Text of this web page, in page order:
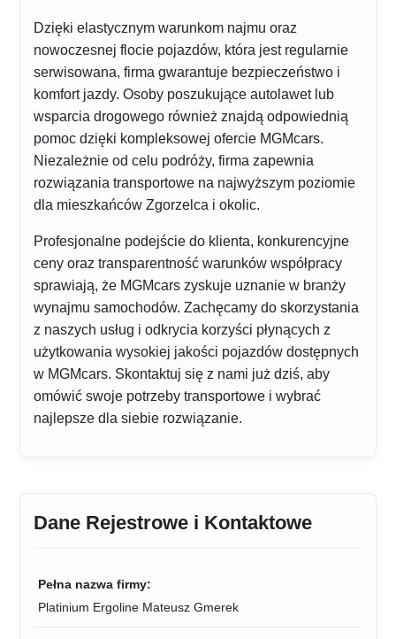
Dzięki elastycznym warunkom najmu oraz
nowoczesnej flocie pojazdów, która jest regularnie
serwisowana, firma gwarantuje bezpieczeństwo i
komfort jazdy. Osoby poszukujące autolawet lub
wsparcia drogowego również znajdą odpowiednią
pomoc dzięki kompleksowej ofercie MGMcars.
Niezależnie od celu podróży, firma zapewnia
rozwiązania transportowe na najwyższym poziomie
dla mieszkańców Zgorzelca i okolic.
Profesjonalne podejście do klienta, konkurencyjne
ceny oraz transparentność warunków współpracy
sprawiają, że MGMcars zyskuje uznanie w branży
wynajmu samochodów. Zachęcamy do skorzystania
z naszych usług i odkrycia korzyści płynących z
użytkowania wysokiej jakości pojazdów dostępnych
w MGMcars. Skontaktuj się z nami już dziś, aby
omówić swoje potrzeby transportowe i wybrać
najlepsze dla siebie rozwiązanie.
Dane Rejestrowe i Kontaktowe
Pełna nazwa firmy:
Platinium Ergoline Mateusz Gmerek